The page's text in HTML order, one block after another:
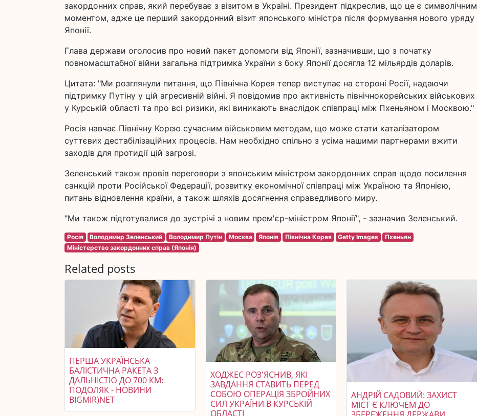
закордонних справ, який перебуває з візитом в Україні. Президент підкреслив, що це є символічним
моментом, адже це перший закордонний візит японського міністра після формування нового уряду
Японії.
Глава держави оголосив про новий пакет допомоги від Японії, зазначивши, що з початку
повномасштабної війни загальна підтримка України з боку Японії досягла 12 мільярдів доларів.
Цитата: "Ми розглянули питання, що Північна Корея тепер виступає на стороні Росії, надаючи
підтримку Путіну у цій агресивній війні. Я повідомив про активність північнокорейських військових
у Курській області та про всі ризики, які виникають внаслідок співпраці між Пхеньяном і Москвою."
Росія навчає Північну Корею сучасним військовим методам, що може стати каталізатором
суттєвих дестабілізаційних процесів. Нам необхідно спільно з усіма нашими партнерами вжити
заходів для протидії цій загрозі.
Зеленський також провів переговори з японським міністром закордонних справ щодо посилення
санкцій проти Російської Федерації, розвитку економічної співпраці між Україною та Японією,
питань відновлення країни, а також шляхів досягнення справедливого миру.
"Ми також підготувалися до зустрічі з новим прем'єр-міністром Японії", - зазначив Зеленський.
Росія Володимир Зеленський Володимир Путін Москва Японія Північна Корея Getty Images
Пхеньян
Міністерство закордонних справ (Японія)
Related posts
ПЕРША УКРАЇНСЬКА
БАЛІСТИЧНА РАКЕТА З
ДАЛЬНІСТЮ ДО 700 КМ:
ПОДОЛЯК - НОВИНИ
BIGMIR)NET
ХОДЖЕС РОЗ'ЯСНИВ, ЯКІ
ЗАВДАННЯ СТАВИТЬ ПЕРЕД
СОБОЮ ОПЕРАЦІЯ ЗБРОЙНИХ
СИЛ УКРАЇНИ В КУРСЬКІЙ
ОБЛАСТІ
АНДРІЙ САДОВИЙ: ЗАХИСТ
МІСТ Є КЛЮЧЕМ ДО